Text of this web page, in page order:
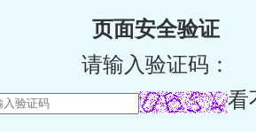
页面安全验证
请输入验证码：
看